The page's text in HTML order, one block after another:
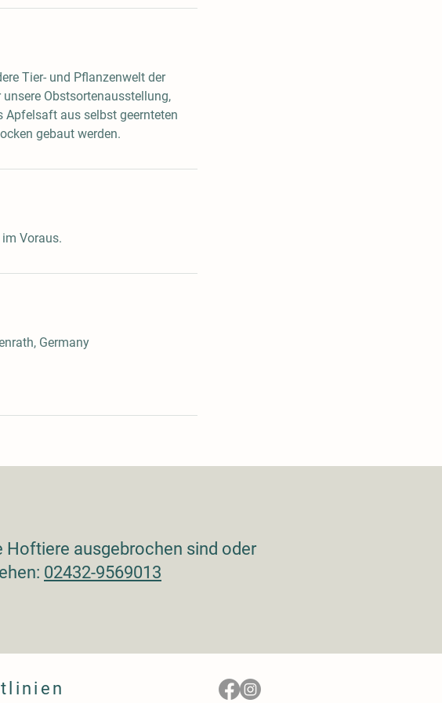
Tier- und Pflanzenwelt der
Obstsortenausstellung,
Apfelsaft aus selbst geernteten
gebaut werden.
Voraus.
Germany
Hoftiere ausgebrochen sind oder
02432-9569013